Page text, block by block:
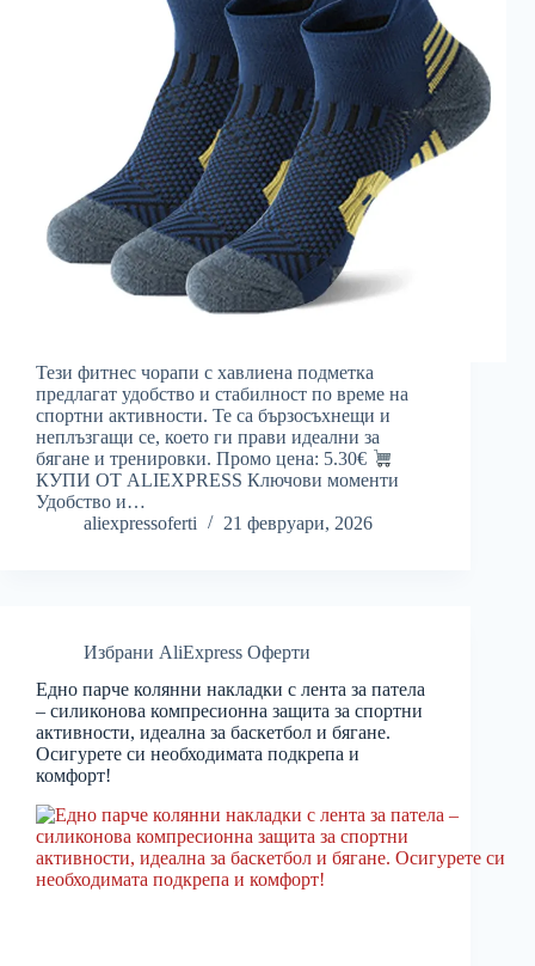
Тези фитнес чорапи с хавлиена подметка
предлагат удобство и стабилност по време на
спортни активности. Те са бързосъхнещи и
неплъзгащи се, което ги прави идеални за
бягане и тренировки. Промо цена: 5.30€
КУПИ ОТ ALIEXPRESS Ключови моменти
Удобство и…
aliexpressoferti
21 февруари, 2026
Избрани AliExpress Оферти
Едно парче колянни накладки с лента за патела
– силиконова компресионна защита за спортни
активности, идеална за баскетбол и бягане.
Осигурете си необходимата подкрепа и
комфорт!